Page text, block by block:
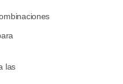
las